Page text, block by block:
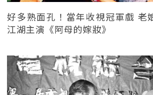
好多熟面孔！當年收視冠軍戲 老
江湖主演《阿母的嫁妝》